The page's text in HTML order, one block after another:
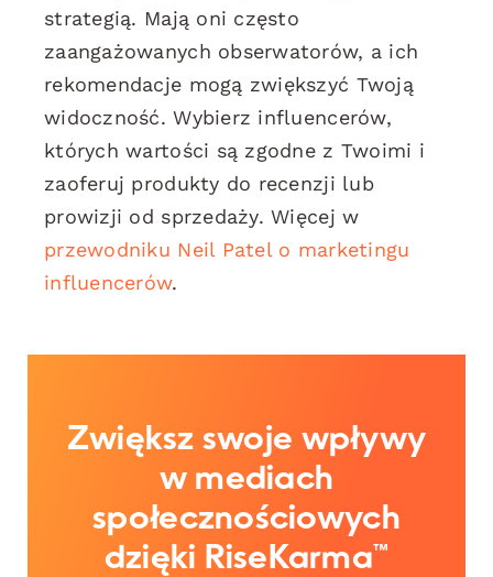
strategią. Mają oni często
zaangażowanych obserwatorów, a ich
rekomendacje mogą zwiększyć Twoją
widoczność. Wybierz influencerów,
których wartości są zgodne z Twoimi i
zaoferuj produkty do recenzji lub
prowizji od sprzedaży. Więcej w
przewodniku Neil Patel o marketingu
influencerów.
Zwiększ swoje wpływy
w mediach
społecznościowych
dzięki RiseKarma™